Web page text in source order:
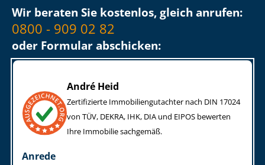
Wir beraten Sie kostenlos, gleich anrufen:
0800 - 909 02 82
oder Formular abschicken:
André Heid
Zertifizierte Im­mo­bi­li­en­gut­ach­ter nach DIN 17024
von TÜV, DEKRA, IHK, DIA und EIPOS bewerten
Ihre Immobilie sachgemäß.
Anrede